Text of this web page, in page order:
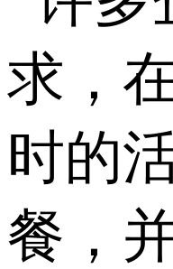
求，
时的
餐，